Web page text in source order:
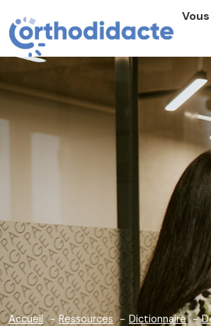
Accueil Ressources Dictionnaire